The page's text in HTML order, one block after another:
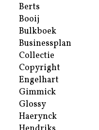
Berts
Booij
Bulkboek
Businessplan
Collectie
Copyright
Engelhart
Gimmick
Glossy
Haerynck